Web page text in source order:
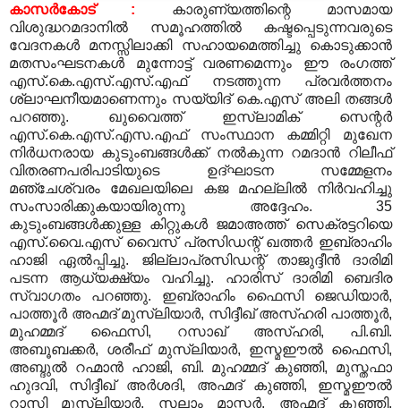
കാസര്‍കോട് : കാരുണ്യത്തിന്റെ മാസമായ
വിശുദ്ധറമദാനില്‍ സമൂഹത്തില്‍ കഷ്ടപ്പെടുന്നവരുടെ
വേദനകള്‍ മനസ്സിലാക്കി സഹായമെത്തിച്ചു കൊടുക്കാന്‍
മതസംഘടനകള്‍ മുന്നോട്ട് വരണമെന്നും ഈ രംഗത്ത്
എസ്.കെ.എസ്.എസ്.എഫ് നടത്തുന്ന പ്രവര്‍ത്തനം
ശ്ലാഘനീയമാണെന്നും സയ്യിദ് കെ.എസ് അലി തങ്ങള്‍
പറഞ്ഞു. ഖുവൈത്ത് ഇസ്‌ലാമിക് സെന്റര്‍
എസ്.കെ.എസ്.എസ.എഫ് സംസ്ഥാന കമ്മിറ്റി മുഖേന
നിര്‍ധനരായ കുടുംബങ്ങള്‍ക്ക് നല്‍കുന്ന റമദാന്‍ റിലീഫ്
വിതരണപരിപാടിയുടെ ഉദ്ഘാടന സമ്മേളനം
മഞ്ചേശ്വരം മേഖലയിലെ കജ മഹല്ലില്‍ നിര്‍വഹിച്ചു
സംസാരിക്കുകയായിരുന്നു അദ്ദേഹം. 35
കുടുംബങ്ങള്‍ക്കുള്ള കിറ്റുകള്‍ ജമാഅത്ത് സെക്രട്ടറിയെ
എസ്.വൈ.എസ് വൈസ് പ്രസിഡന്റ് ഖത്തര്‍ ഇബ്രാഹിം
ഹാജി ഏല്‍പ്പിച്ചു. ജില്ലാപ്രസിഡന്റ് താജുദ്ദീന്‍ ദാരിമി
പടന്ന ആധ്യക്ഷ്യം വഹിച്ചു. ഹാരിസ് ദാരിമി ബെദിര
സ്വാഗതം പറഞ്ഞു. ഇബ്രാഹിം ഫൈസി ജെഡിയാര്‍,
പാത്തൂര്‍ അഹ്മദ് മുസ്‌ലിയാര്‍, സിദ്ദീഖ് അസ്ഹരി പാത്തൂര്‍,
മുഹമ്മദ് ഫൈസി, റസാഖ് അസ്ഹരി, പി.ബി.
അബൂബക്കര്‍, ശരീഫ് മുസ്‌ലിയാര്‍, ഇസ്മഈല്‍ ഫൈസി,
അബ്ദുല്‍ റഹ്മാന്‍ ഹാജി, ബി. മുഹമ്മദ് കുഞ്ഞി, മുസ്തഫാ
ഹുദവി, സിദ്ദീഖ് അര്‍ശദി, അഹ്മദ് കുഞ്ഞി, ഇസ്മഈല്‍
റാസി മുസ്‌ലിയാര്‍, സലാം മാസ്റ്റര്‍, അഹ്മദ് കുഞ്ഞി,